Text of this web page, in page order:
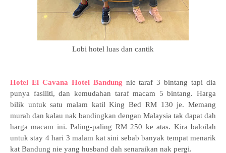
Lobi hotel luas dan cantik
Hotel El Cavana Hotel Bandung nie taraf 3 bintang tapi dia
punya fasiliti, dan kemudahan taraf macam 5 bintang. Harga
bilik untuk satu malam katil King Bed RM 130 je. Memang
murah dan kalau nak bandingkan dengan Malaysia tak dapat dah
harga macam ini. Paling-paling RM 250 ke atas. Kira baloilah
untuk stay 4 hari 3 malam kat sini sebab banyak tempat menarik
kat Bandung nie yang husband dah senaraikan nak pergi.